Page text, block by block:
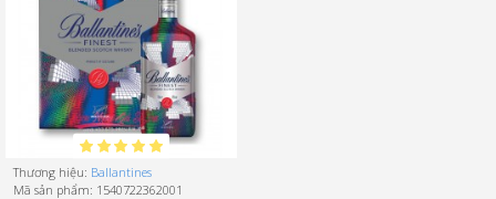
Thương hiệu: Ballantines
Mã sản phẩm: 1540722362001